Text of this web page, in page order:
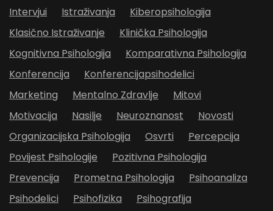
Intervjui
Istraživanja
Kiberopsihologija
Klasično Istraživanje
Klinička Psihologija
Kognitivna Psihologija
Komparativna Psihologija
Konferencija
Konferencijapsihodelici
Marketing
Mentalno Zdravlje
Mitovi
Motivacija
Nasilje Neuroznanost
Novosti
Organizacijska Psihologija
Osvrti
Percepcija
Povijest Psihologije
Pozitivna Psihologija
Prevencija
Prometna Psihologija
Psihoanaliza
Psihodelici
Psihofizika
Psihografija